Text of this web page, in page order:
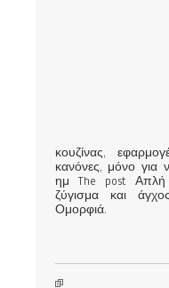
κουζίνας,
κανόνες, μόνο για
ημ The post Απλή
ζύγισμα και
Ομορφιά.